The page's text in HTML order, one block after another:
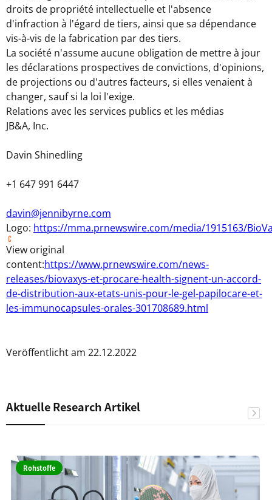
droits de propriété intellectuelle et l'absence
d'infraction à l'égard de tiers, ainsi que sa dépendance
vis-à-vis de la fabrication par des tiers.
La société n'assume aucune obligation de mettre à jour
les déclarations prospectives de convictions, d'opinions,
de projections ou d'autres facteurs, si elles venaient à
changer, sauf si la loi l'exige.
Relations avec les services publics et les médias
JB&A, Inc.
Davin Shinedling
+1 647 991 6447
davin@jennibyrne.com
Logo: https://mma.prnewswire.com/media/1915163/
View original
content:https://www.prnewswire.com/news-
releases/biovaxys-et-procare-health-signent-un-accord-
de-distribution-aux-etats-unis-pour-le-gel-papilocare-et-
les-immunocapsules-orales-301708689.html
Veröffentlicht am 22.12.2022
Aktuelle Research Artikel
Rohstoffe